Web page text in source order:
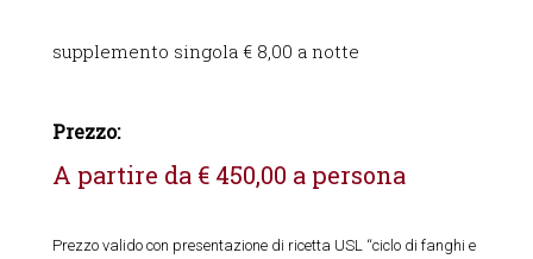
supplemento singola € 8,00 a notte
Prezzo:
A partire da € 450,00 a persona
Prezzo valido con presentazione di ricetta USL “ciclo di fanghi e